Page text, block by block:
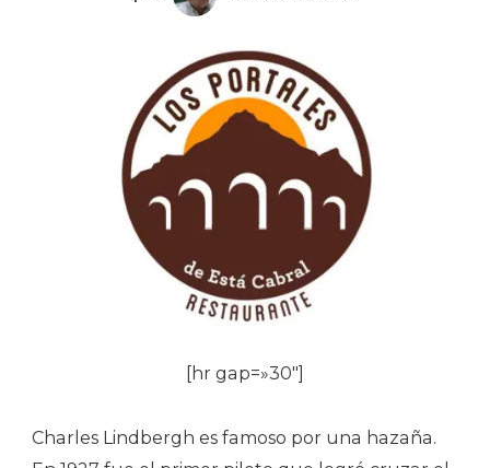
[hr gap=»30″]
Charles Lindbergh es famoso por una hazaña.